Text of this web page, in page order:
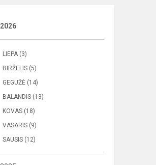
2026
LIEPA (3)
BIRŽELIS (5)
GEGUŽĖ (14)
BALANDIS (13)
KOVAS (18)
VASARIS (9)
SAUSIS (12)